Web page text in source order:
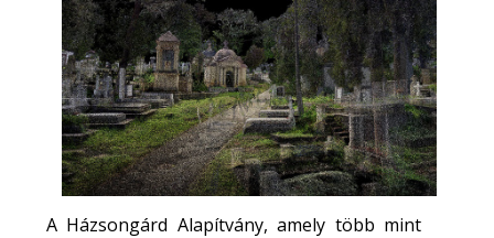
A Házsongárd Alapítvány, amely több mint